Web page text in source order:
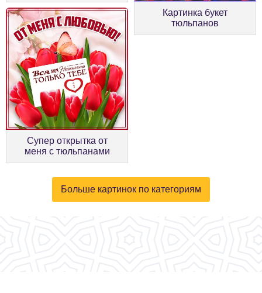
Супер открытка от
меня с тюльпанами
Картинка букет
тюльпанов
Больше картинок по категориям